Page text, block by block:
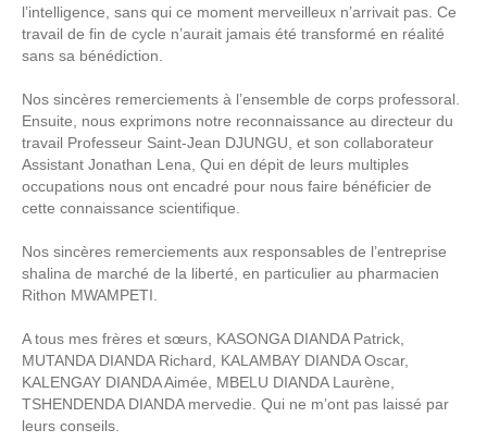
l’intelligence, sans qui ce moment merveilleux n’arrivait pas. Ce
travail de fin de cycle n’aurait jamais été transformé en réalité
sans sa bénédiction.
Nos sincères remerciements à l’ensemble de corps professoral.
Ensuite, nous exprimons notre reconnaissance au directeur du
travail Professeur Saint-Jean DJUNGU, et son collaborateur
Assistant Jonathan Lena, Qui en dépit de leurs multiples
occupations nous ont encadré pour nous faire bénéficier de
cette connaissance scientifique.
Nos sincères remerciements aux responsables de l’entreprise
shalina de marché de la liberté, en particulier au pharmacien
Rithon MWAMPETI.
A tous mes frères et sœurs, KASONGA DIANDA Patrick,
MUTANDA DIANDA Richard, KALAMBAY DIANDA Oscar,
KALENGAY DIANDA Aimée, MBELU DIANDA Laurène,
TSHENDENDA DIANDA mervedie. Qui ne m’ont pas laissé par
leurs conseils.